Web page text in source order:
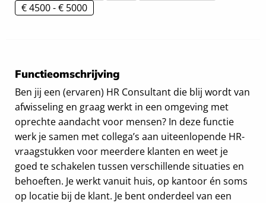
€ 4500 - € 5000
Functieomschrijving
Ben jij een (ervaren) HR Consultant die blij wordt van
afwisseling en graag werkt in een omgeving met
oprechte aandacht voor mensen? In deze functie
werk je samen met collega’s aan uiteenlopende HR-
vraagstukken voor meerdere klanten en weet je
goed te schakelen tussen verschillende situaties en
behoeften. Je werkt vanuit huis, op kantoor én soms
op locatie bij de klant. Je bent onderdeel van een